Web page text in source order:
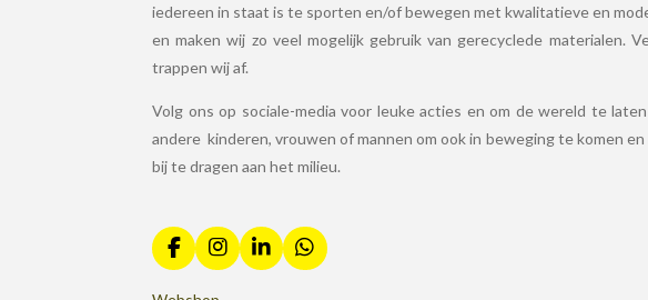
iedereen in staat is te sporten en/of bewegen met kwalitatieve en
en maken wij zo veel mogelijk gebruik van gerecyclede materialen.
trappen wij af.
Volg ons op sociale-media voor leuke acties en om de wereld te
andere kinderen, vrouwen of mannen om ook in beweging te komen
bij te dragen aan het milieu.
F
a
I
n
L
i
W
h